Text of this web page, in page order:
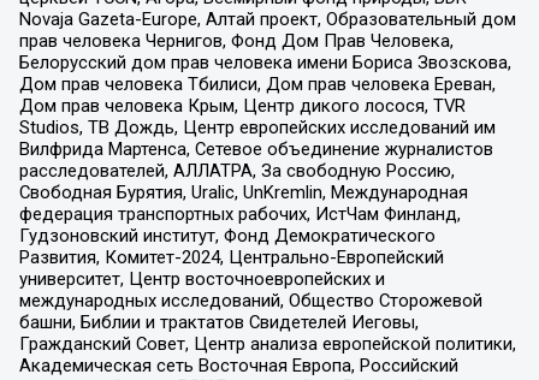
Novaja Gazeta-Europe, Алтай проект, Образовательный дом
прав человека Чернигов, Фонд Дом Прав Человека,
Белорусский дом прав человека имени Бориса Звозскова,
Дом прав человека Тбилиси, Дом прав человека Ереван,
Дом прав человека Крым, Центр дикого лосося, TVR
Studios, ТВ Дождь, Центр европейских исследований им
Вилфрида Мартенса, Сетевое объединение журналистов
расследователей, АЛЛАТРА, За свободную Россию,
Свободная Бурятия, Uralic, UnKremlin, Международная
федерация транспортных рабочих, ИстЧам Финланд,
Гудзоновский институт, Фонд Демократического
Развития, Комитет-2024, Центрально-Европейский
университет, Центр восточноевропейских и
международных исследований, Общество Сторожевой
башни, Библии и трактатов Свидетелей Иеговы,
Гражданский Совет, Центр анализа европейской политики,
Академическая сеть Восточная Европа, Российский